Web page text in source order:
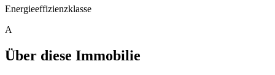
Energieeffizienzklasse
A
Über diese Immobilie